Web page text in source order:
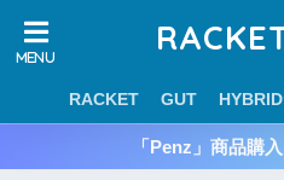
RACKET GUT
「Penz」商品購